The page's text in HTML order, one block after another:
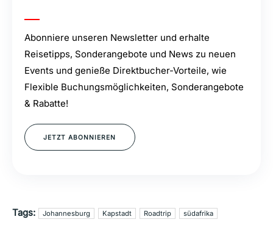
Abonniere unseren Newsletter und erhalte
Reisetipps, Sonderangebote und News zu neuen
Events und genieße Direktbucher-Vorteile, wie
Flexible Buchungsmöglichkeiten, Sonderangebote
& Rabatte!
JETZT ABONNIEREN
Tags: Johannesburg Kapstadt Roadtrip südafrika